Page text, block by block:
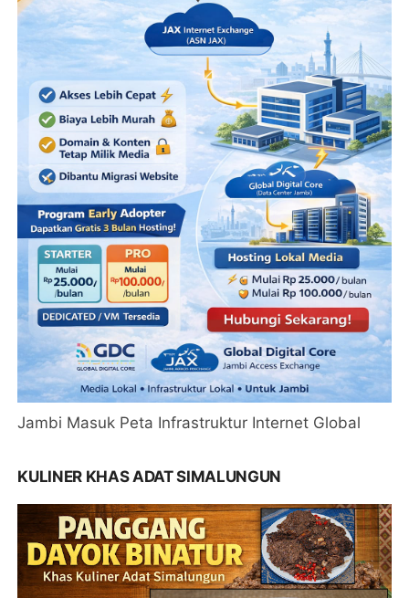
Jambi Masuk Peta Infrastruktur Internet Global
KULINER KHAS ADAT SIMALUNGUN